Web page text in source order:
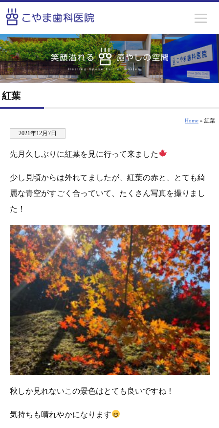
紅葉
Home » 紅葉
2021年12月7日
先月久しぶりに紅葉を見に行って来ました
少し見頃からは外れてましたが、紅葉の赤と、とても綺
麗な青空がすごく合っていて、たくさん写真を撮りまし
た！
秋しか見れないこの景色はとても良いですね！
気持ちも晴れやかになります